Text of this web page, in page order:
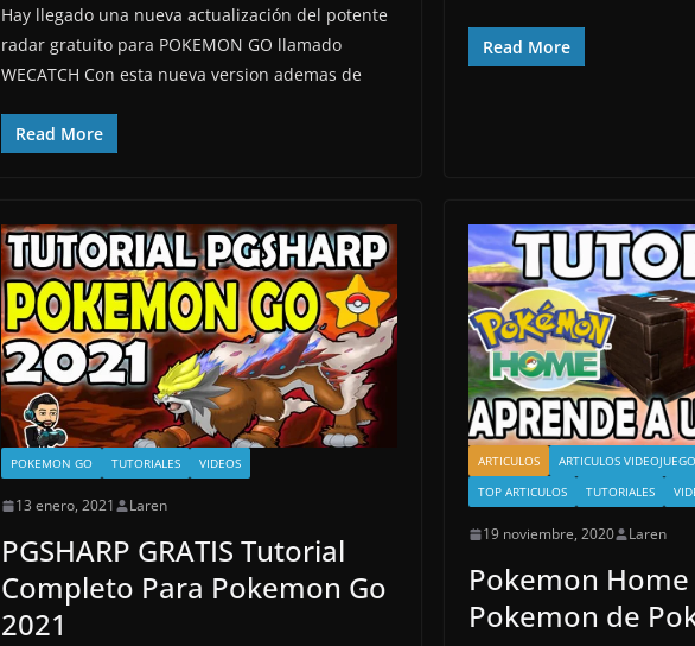
Hay llegado una nueva actualización del potente
radar gratuito para POKEMON GO llamado
WECATCH Con esta nueva version ademas de
Read More
Read More
POKEMON GO TUTORIALES VIDEOS
13 enero, 2021 Laren
PGSHARP GRATIS Tutorial
Completo Para Pokemon Go
2021
ARTICULOS ARTICULOS
TOP ARTICULOS
TUTORIALES
19 noviembre, 2020 Laren
Pokemon
Pokemon de